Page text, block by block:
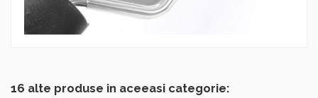
16 alte produse in aceeasi categorie: